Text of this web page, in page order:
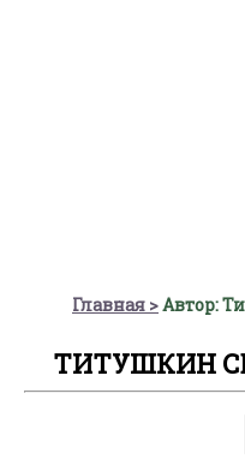
Главная Автор:
ТИТУШКИН